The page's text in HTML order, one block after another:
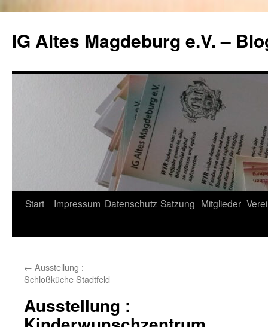
springen
IG Altes Magdeburg e.V. –
Start Impressum Datenschutz Satzung Mitglieder
← Ausstellung :
Schloßküche Stadtfeld
Ausstellung :